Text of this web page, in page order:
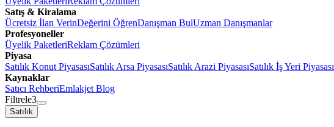
Satış & Kiralama
Ücretsiz İlan VerinDeğerini ÖğrenDanışman BulUzman Danışmanlar
Profesyoneller
Üyelik PaketleriReklam Çözümleri
Piyasa
Satılık Konut PiyasasıSatılık Arsa PiyasasıSatılık Arazi PiyasasıSatılık İş Yeri Piyasası
Kaynaklar
Satıcı RehberiEmlakjet Blog
Filtrele3
Satılık